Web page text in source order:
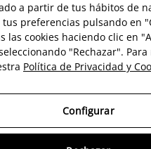
a partir de tus hábitos de
preferencias pulsando en
las cookies haciendo clic en
"Rechazar".
Política de Privacidad y
Configurar